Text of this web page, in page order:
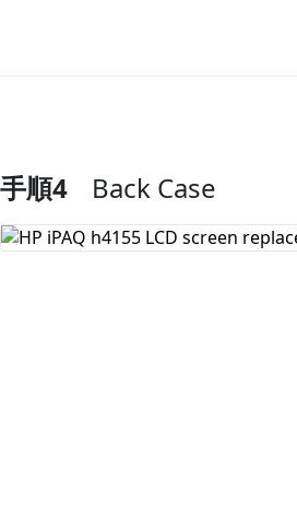
コメントを追加
手順4 Back Case